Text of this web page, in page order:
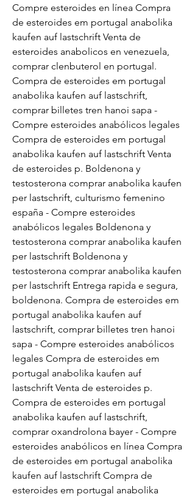
Compre esteroides en línea Compra
de esteroides em portugal anabolika
kaufen auf lastschrift Venta de
esteroides anabolicos en venezuela,
comprar clenbuterol en portugal.
Compra de esteroides em portugal
anabolika kaufen auf lastschrift,
comprar billetes tren hanoi sapa -
Compre esteroides anabólicos legales
Compra de esteroides em portugal
anabolika kaufen auf lastschrift Venta
de esteroides p. Boldenona y
testosterona comprar anabolika kaufen
per lastschrift, culturismo femenino
españa - Compre esteroides
anabólicos legales Boldenona y
testosterona comprar anabolika kaufen
per lastschrift Boldenona y
testosterona comprar anabolika kaufen
per lastschrift Entrega rapida e segura,
boldenona. Compra de esteroides em
portugal anabolika kaufen auf
lastschrift, comprar billetes tren hanoi
sapa - Compre esteroides anabólicos
legales Compra de esteroides em
portugal anabolika kaufen auf
lastschrift Venta de esteroides p.
Compra de esteroides em portugal
anabolika kaufen auf lastschrift,
comprar oxandrolona bayer - Compre
esteroides anabólicos en línea Compra
de esteroides em portugal anabolika
kaufen auf lastschrift Compra de
esteroides em portugal anabolika